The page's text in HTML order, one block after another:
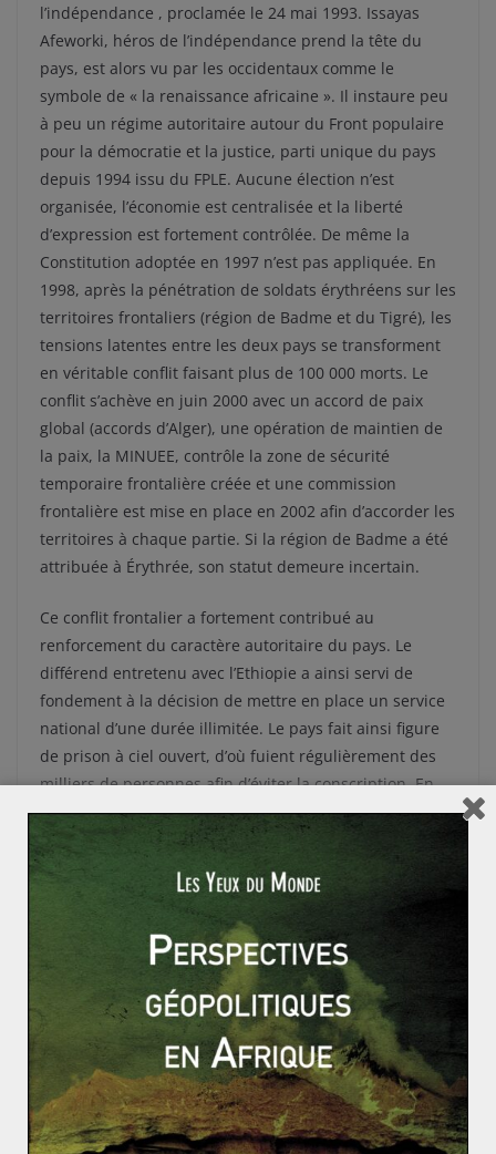
l’indépendance , proclamée le 24 mai 1993. Issayas
Afeworki, héros de l’indépendance prend la tête du
pays, est alors vu par les occidentaux comme le
symbole de « la renaissance africaine ». Il instaure peu
à peu un régime autoritaire autour du Front populaire
pour la démocratie et la justice, parti unique du pays
depuis 1994 issu du FPLE. Aucune élection n’est
organisée, l’économie est centralisée et la liberté
d’expression est fortement contrôlée. De même la
Constitution adoptée en 1997 n’est pas appliquée. En
1998, après la pénétration de soldats érythréens sur les
territoires frontaliers (région de Badme et du Tigré), les
tensions latentes entre les deux pays se transforment
en véritable conflit faisant plus de 100 000 morts. Le
conflit s’achève en juin 2000 avec un accord de paix
global (accords d’Alger), une opération de maintien de
la paix, la MINUEE, contrôle la zone de sécurité
temporaire frontalière créée et une commission
frontalière est mise en place en 2002 afin d’accorder les
territoires à chaque partie. Si la région de Badme a été
attribuée à Érythrée, son statut demeure incertain.
Ce conflit frontalier a fortement contribué au
renforcement du caractère autoritaire du pays. Le
différend entretenu avec l’Ethiopie a ainsi servi de
fondement à la décision de mettre en place un service
national d’une durée illimitée. Le pays fait ainsi figure
de prison à ciel ouvert, d’où fuient régulièrement des
milliers de personnes afin d’éviter la conscription. En
2001, l’emprisonnement de membres du parti ayant
évoqué la possibilité d’assouplir le régime, notamment
en appliquant la Constitution de 1997, ainsi que
l’arrestation de nombreux journalistes en ayant fait
l’écho met en exergue le caractère liberticide du
Le dernier rapport des Nations Unies concernant la
situation des droits de l’homme dans le pays conforte
l’orientation totalitaire du pays (exactions
extrajudiciaires, travail forcé), mais ne semble pas
encore être à même de susciter une
approche nouvelle de la communauté internationale.